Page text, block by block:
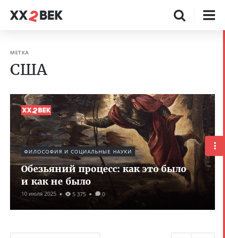
МЕТКА
США
ФИЛОСОФИЯ И СОЦИАЛЬНЫЕ НАУКИ
Обезьяний процесс: как это было
и как не было
10 июля 2025 5 375 0